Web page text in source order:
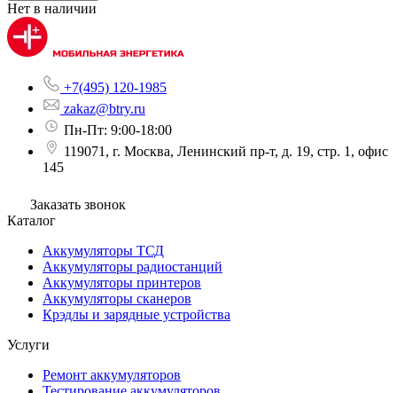
Нет в наличии
+7(495) 120-1985
zakaz@btry.ru
Пн-Пт: 9:00-18:00
119071, г. Москва, Ленинский пр-т, д. 19, стр. 1, офис
145
Заказать звонок
Каталог
Аккумуляторы ТСД
Аккумуляторы радиостанций
Аккумуляторы принтеров
Аккумуляторы сканеров
Крэдлы и зарядные устройства
Услуги
Ремонт аккумуляторов